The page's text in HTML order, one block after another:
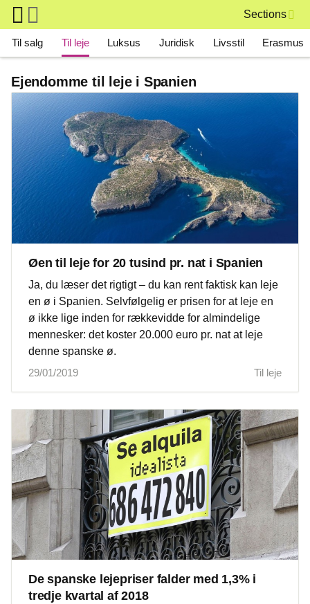
Skip to main content
Sections
Main navigation
Til salg Til leje Luksus Juridisk Livsstil Erasmus
Ejendomme til leje i Spanien
Øen til leje for 20 tusind pr. nat i Spanien
Ja, du læser det rigtigt – du kan rent faktisk kan leje
en ø i Spanien. Selvfølgelig er prisen for at leje en
ø ikke lige inden for rækkevidde for almindelige
mennesker: det koster 20.000 euro pr. nat at leje
denne spanske ø.
29/01/2019
Til leje
De spanske lejepriser falder med 1,3% i
tredje kvartal af 2018